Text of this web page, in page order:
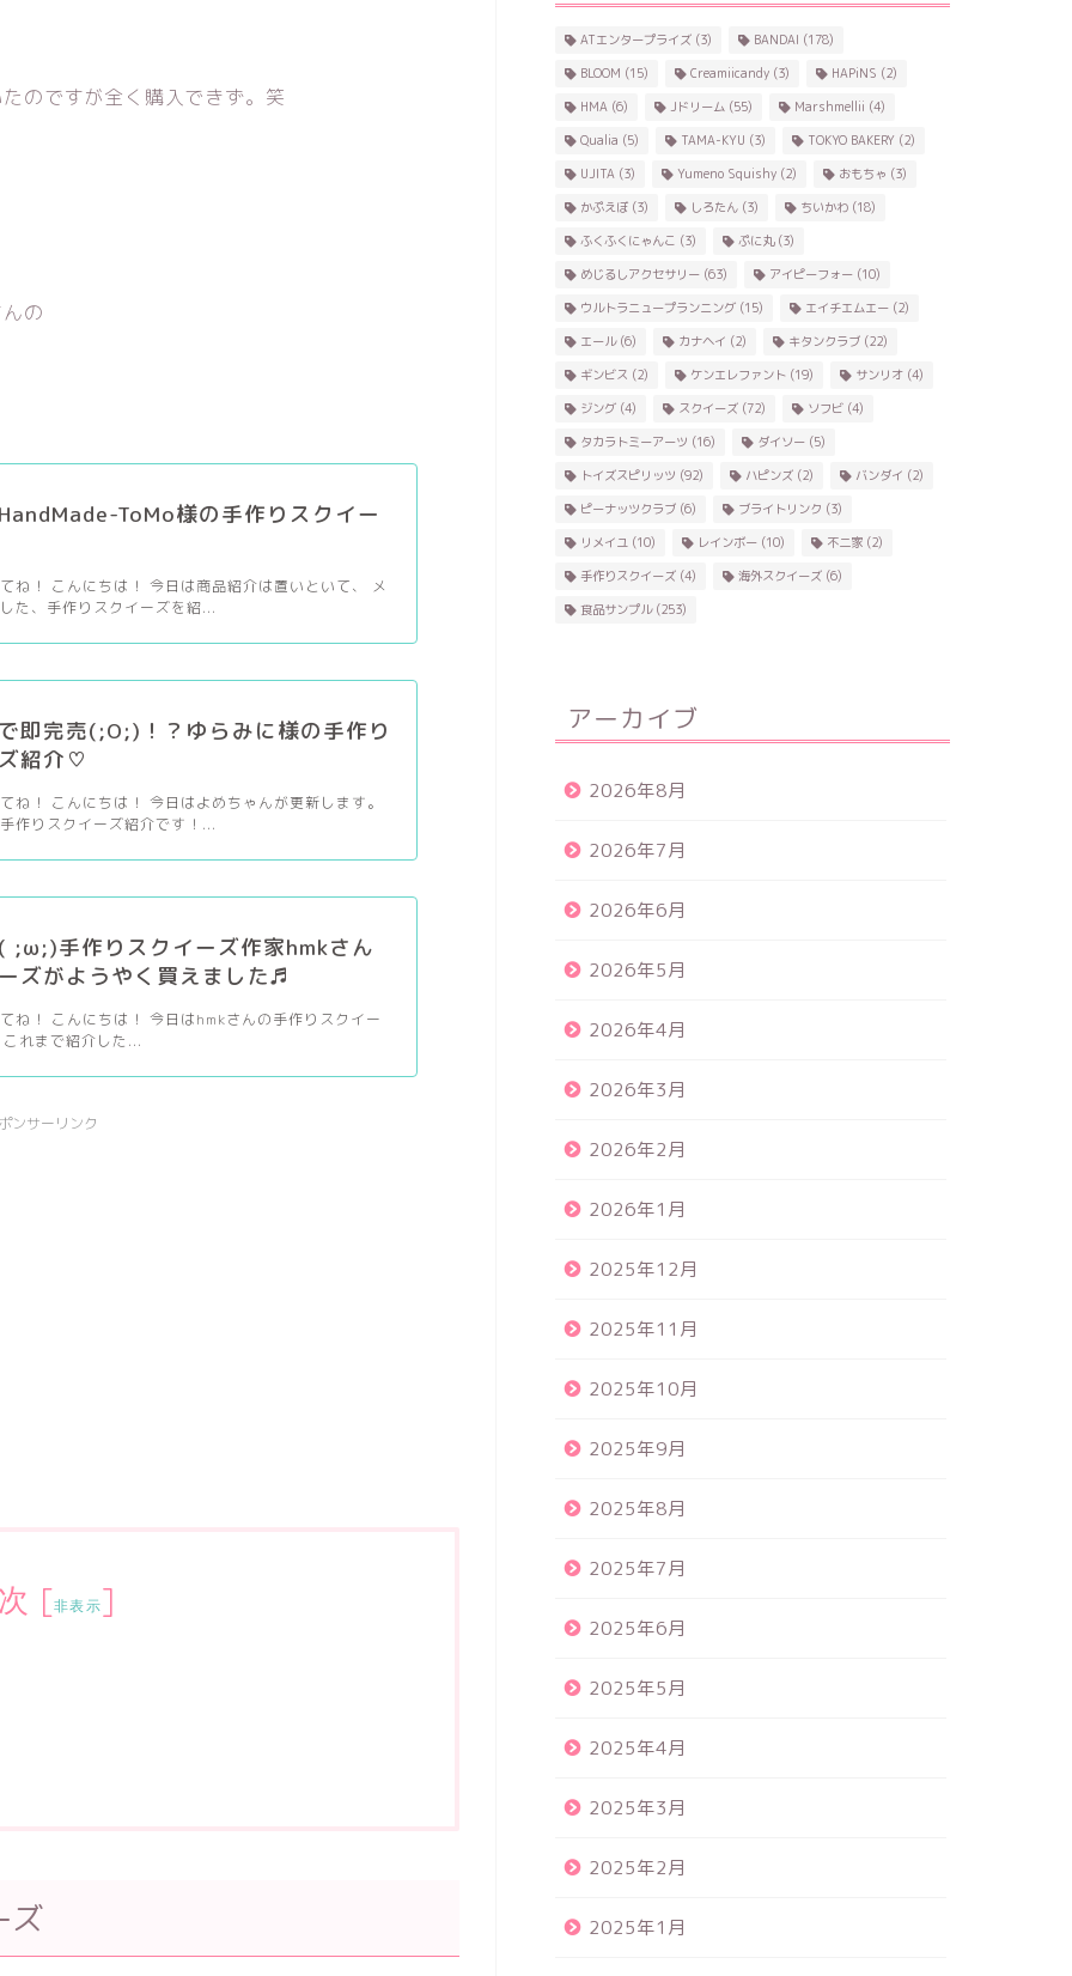
のですが全く購入できず。笑
の
ToMo様の手作りスクイー
ね！ こんにちは！ 今日は商品紹介は置いといて、 メ
た、手作りスクイーズを紹...
即完売(;O;)！？ゆらみに様の手作り
紹介♡
ね！ こんにちは！ 今日はよめちゃんが更新します。
作りスクイーズ紹介です！...
;ω;)手作りスクイーズ作家hmkさん
ズがようやく買えました♬
ね！ こんにちは！ 今日はhmkさんの手作りスクイー
れまで紹介した...
ンサーリンク
[非表示]
ズ
ATエンタープライズ(3) BANDAI (178)
BLOOM (15) Creamiicandy(3) HAPiNS (2)
HMA(6) Jドリーム(55) Marshmellii (4)
Qualia (5) TAMA-KYU (3) TOKYO BAKERY(2)
UJITA(3) Yumeno Squishy(2) おもちゃ (3)
かぷえぼ(3) しろたん(3) ちいかわ(18)
ふくふくにゃんこ (3) ぷに丸(3)
めじるしアクセサリー(63) アイピーフォー(10)
ウルトラニュープランニング(15) エイチエムエー(2)
エール(6) カナヘイ (2) キタンクラブ(22)
ギンビス (2) ケンエレファント(19) サンリオ(4)
ジング(4) スクイーズ(72) ソフビ(4)
タカラトミーアーツ (16) ダイソー(5)
トイズスピリッツ (92) ハピンズ(2) バンダイ (2)
ピーナッツクラブ(6) ブライトリンク (3)
リメイユ(10) レインボー(10) 不二家(2)
手作りスクイーズ(4) 海外スクイーズ(6)
食品サンプル(253)
アーカイブ
2026年8月
2026年7月
2026年6月
2026年5月
2026年4月
2026年3月
2026年2月
2026年1月
2025年12月
2025年11月
2025年10月
2025年9月
2025年8月
2025年7月
2025年6月
2025年5月
2025年4月
2025年3月
2025年2月
2025年1月